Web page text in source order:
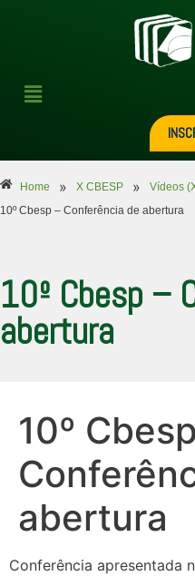
Home » X CBESP » Vídeos
10º Cbesp – Conferência de abertura
10º Cbesp –
abertura
10º
abertura
Conferência apresentada